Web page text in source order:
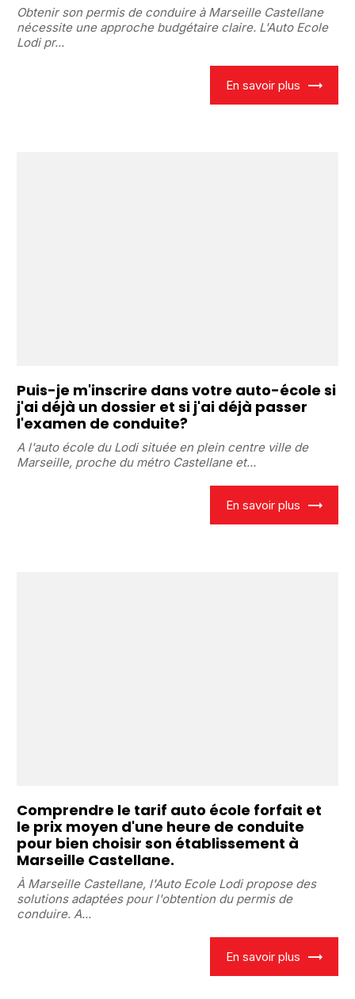
Obtenir son permis de conduire à Marseille Castellane
nécessite une approche budgétaire claire. L'Auto Ecole
Lodi pr...
En savoir plus
Puis-je m'inscrire dans votre auto-école si
j'ai déjà un dossier et si j'ai déjà passer
l'examen de conduite?
A l'auto école du Lodi située en plein centre ville de
Marseille, proche du métro Castellane et...
En savoir plus
Comprendre le tarif auto école forfait et
le prix moyen d'une heure de conduite
pour bien choisir son établissement à
Marseille Castellane.
À Marseille Castellane, l'Auto Ecole Lodi propose des
solutions adaptées pour l'obtention du permis de
conduire. A...
En savoir plus